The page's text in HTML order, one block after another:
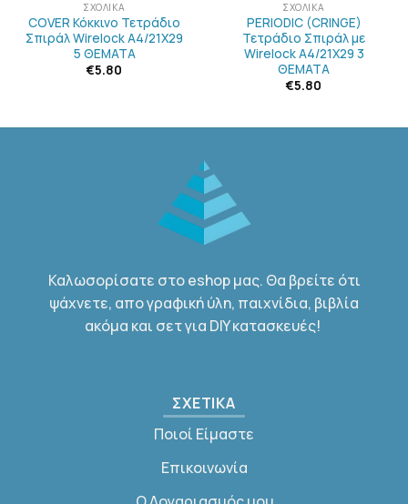
ΣΧΟΛΙΚΆ
COVER Κόκκινο Τετράδιο
Σπιράλ Wirelock A4/21Χ29
5 ΘΕΜΑΤΑ
€5.80
ΣΧΟΛΙΚΆ
PERIODIC (CRINGE)
Τετράδιο Σπιράλ με
Wirelock A4/21Χ29 3
ΘΕΜΑΤΑ
€5.80
Καλωσορίσατε στο eshop μας. Θα βρείτε ότι
ψάχνετε, απο γραφική ύλη, παιχνίδια, βιβλία
ακόμα και σετ για DIY κατασκευές!
ΣΧΕΤΙΚΑ
Ποιοί Είμαστε
Επικοινωνία